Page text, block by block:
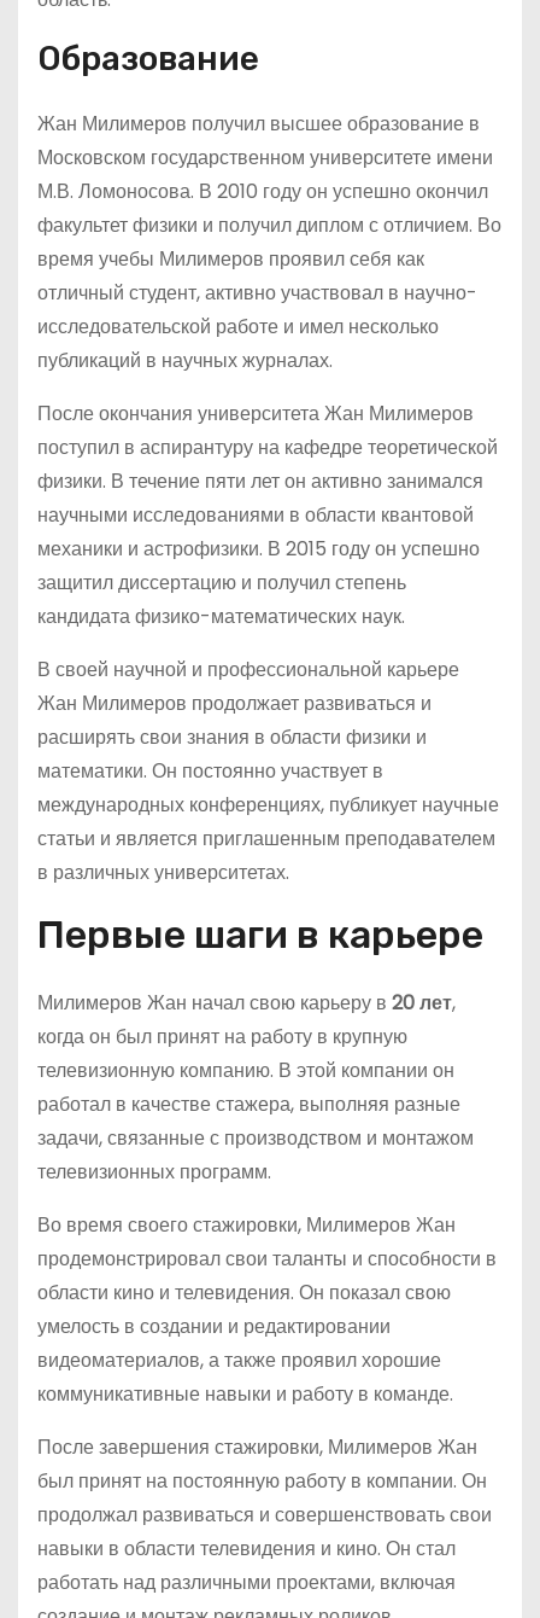
Образование
Жан Милимеров получил высшее образование в
Московском государственном университете имени
М.В. Ломоносова. В 2010 году он успешно окончил
факультет физики и получил диплом с отличием. Во
время учебы Милимеров проявил себя как
отличный студент, активно участвовал в научно-
исследовательской работе и имел несколько
публикаций в научных журналах.
После окончания университета Жан Милимеров
поступил в аспирантуру на кафедре теоретической
физики. В течение пяти лет он активно занимался
научными исследованиями в области квантовой
механики и астрофизики. В 2015 году он успешно
защитил диссертацию и получил степень
кандидата физико-математических наук.
В своей научной и профессиональной карьере
Жан Милимеров продолжает развиваться и
расширять свои знания в области физики и
математики. Он постоянно участвует в
международных конференциях, публикует научные
статьи и является приглашенным преподавателем
в различных университетах.
Первые шаги в карьере
Милимеров Жан начал свою карьеру в 20 лет,
когда он был принят на работу в крупную
телевизионную компанию. В этой компании он
работал в качестве стажера, выполняя разные
задачи, связанные с производством и монтажом
телевизионных программ.
Во время своего стажировки, Милимеров Жан
продемонстрировал свои таланты и способности в
области кино и телевидения. Он показал свою
умелость в создании и редактировании
видеоматериалов, а также проявил хорошие
коммуникативные навыки и работу в команде.
После завершения стажировки, Милимеров Жан
был принят на постоянную работу в компании. Он
продолжал развиваться и совершенствовать свои
навыки в области телевидения и кино. Он стал
работать над различными проектами, включая